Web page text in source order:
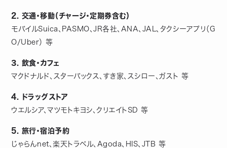
2. 交通・移動（チャージ・定期券含む）
モバイルSuica、PASMO、JR各社、ANA、JAL、タクシーアプリ（G
O/Uber） 等
3. 飲食・カフェ
マクドナルド、スターバックス、すき家、スシロー、ガスト 等
4. ドラッグストア
ウエルシア、マツモトキヨシ、クリエイトSD 等
5. 旅行・宿泊予約
じゃらんnet、楽天トラベル、Agoda、HIS、JTB 等